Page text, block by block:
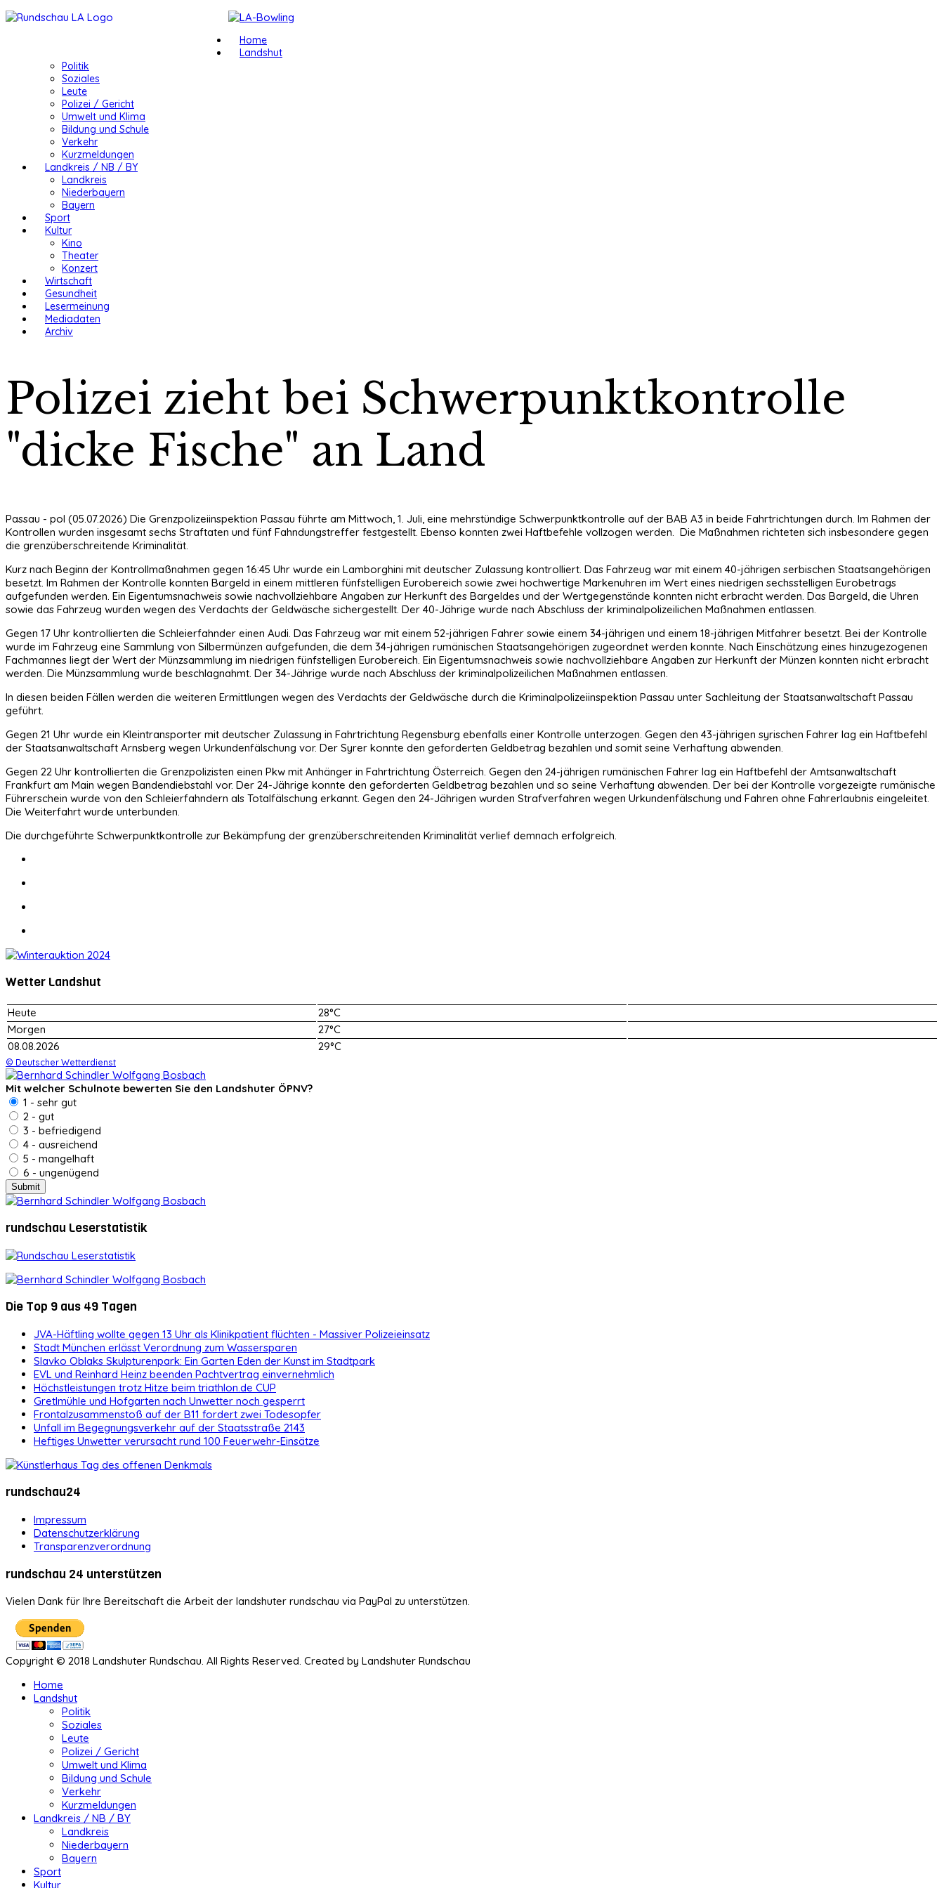
Home
Landshut
Politik
Soziales
Leute
Polizei / Gericht
Umwelt und Klima
Bildung und Schule
Verkehr
Kurzmeldungen
Landkreis / NB / BY
Landkreis
Niederbayern
Bayern
Sport
Kultur
Kino
Theater
Konzert
Wirtschaft
Gesundheit
Lesermeinung
Mediadaten
Archiv
Polizei zieht bei Schwerpunktkontrolle
"dicke Fische" an Land
Passau - pol (05.07.2026) Die Grenzpolizeiinspektion Passau führte am Mittwoch, 1. Juli, eine mehrstündige Schwerpunktkontrolle auf der BAB A3 in beide Fahrtrichtungen durch. Im Rahmen der
Kontrollen wurden insgesamt sechs Straftaten und fünf Fahndungstreffer festgestellt. Ebenso konnten zwei Haftbefehle vollzogen werden. Die Maßnahmen richteten sich insbesondere gegen
die grenzüberschreitende Kriminalität.
Kurz nach Beginn der Kontrollmaßnahmen gegen 16:45 Uhr wurde ein Lamborghini mit deutscher Zulassung kontrolliert. Das Fahrzeug war mit einem 40-jährigen serbischen Staatsangehörigen
besetzt. Im Rahmen der Kontrolle konnten Bargeld in einem mittleren fünfstelligen Eurobereich sowie zwei hochwertige Markenuhren im Wert eines niedrigen sechsstelligen Eurobetrags
aufgefunden werden. Ein Eigentumsnachweis sowie nachvollziehbare Angaben zur Herkunft des Bargeldes und der Wertgegenstände konnten nicht erbracht werden. Das Bargeld, die Uhren
sowie das Fahrzeug wurden wegen des Verdachts der Geldwäsche sichergestellt. Der 40-Jährige wurde nach Abschluss der kriminalpolizeilichen Maßnahmen entlassen.
Gegen 17 Uhr kontrollierten die Schleierfahnder einen Audi. Das Fahrzeug war mit einem 52-jährigen Fahrer sowie einem 34-jährigen und einem 18-jährigen Mitfahrer besetzt. Bei der Kontrolle
wurde im Fahrzeug eine Sammlung von Silbermünzen aufgefunden, die dem 34-jährigen rumänischen Staatsangehörigen zugeordnet werden konnte. Nach Einschätzung eines hinzugezogenen
Fachmannes liegt der Wert der Münzsammlung im niedrigen fünfstelligen Eurobereich. Ein Eigentumsnachweis sowie nachvollziehbare Angaben zur Herkunft der Münzen konnten nicht erbracht
werden. Die Münzsammlung wurde beschlagnahmt. Der 34-Jährige wurde nach Abschluss der kriminalpolizeilichen Maßnahmen entlassen.
In diesen beiden Fällen werden die weiteren Ermittlungen wegen des Verdachts der Geldwäsche durch die Kriminalpolizeiinspektion Passau unter Sachleitung der Staatsanwaltschaft Passau
geführt.
Gegen 21 Uhr wurde ein Kleintransporter mit deutscher Zulassung in Fahrtrichtung Regensburg ebenfalls einer Kontrolle unterzogen. Gegen den 43-jährigen syrischen Fahrer lag ein Haftbefehl
der Staatsanwaltschaft Arnsberg wegen Urkundenfälschung vor. Der Syrer konnte den geforderten Geldbetrag bezahlen und somit seine Verhaftung abwenden.
Gegen 22 Uhr kontrollierten die Grenzpolizisten einen Pkw mit Anhänger in Fahrtrichtung Österreich. Gegen den 24-jährigen rumänischen Fahrer lag ein Haftbefehl der Amtsanwaltschaft
Frankfurt am Main wegen Bandendiebstahl vor. Der 24-Jährige konnte den geforderten Geldbetrag bezahlen und so seine Verhaftung abwenden. Der bei der Kontrolle vorgezeigte rumänische
Führerschein wurde von den Schleierfahndern als Totalfälschung erkannt. Gegen den 24-Jährigen wurden Strafverfahren wegen Urkundenfälschung und Fahren ohne Fahrerlaubnis eingeleitet.
Die Weiterfahrt wurde unterbunden.
Die durchgeführte Schwerpunktkontrolle zur Bekämpfung der grenzüberschreitenden Kriminalität verlief demnach erfolgreich.
Wetter Landshut
Heute
28°C
Morgen
27°C
08.08.2026
29°C
© Deutscher Wetterdienst
Mit welcher Schulnote bewerten Sie den Landshuter ÖPNV?
1 - sehr gut
2 - gut
3 - befriedigend
4 - ausreichend
5 - mangelhaft
6 - ungenügend
rundschau Leserstatistik
Die Top 9 aus 49 Tagen
JVA-Häftling wollte gegen 13 Uhr als Klinikpatient flüchten - Massiver Polizeieinsatz
Stadt München erlässt Verordnung zum Wassersparen
Slavko Oblaks Skulpturenpark: Ein Garten Eden der Kunst im Stadtpark
EVL und Reinhard Heinz beenden Pachtvertrag einvernehmlich
Höchstleistungen trotz Hitze beim triathlon.de CUP
Gretlmühle und Hofgarten nach Unwetter noch gesperrt
Frontalzusammenstoß auf der B11 fordert zwei Todesopfer
Unfall im Begegnungsverkehr auf der Staatsstraße 2143
Heftiges Unwetter verursacht rund 100 Feuerwehr-Einsätze
rundschau24
Impressum
Datenschutzerklärung
Transparenzverordnung
rundschau 24 unterstützen
Vielen Dank für Ihre Bereitschaft die Arbeit der landshuter rundschau via PayPal zu unterstützen.
Copyright © 2018 Landshuter Rundschau. All Rights Reserved. Created by Landshuter Rundschau
Home
Landshut
Politik
Soziales
Leute
Polizei / Gericht
Umwelt und Klima
Bildung und Schule
Verkehr
Kurzmeldungen
Landkreis / NB / BY
Landkreis
Niederbayern
Bayern
Sport
Kultur